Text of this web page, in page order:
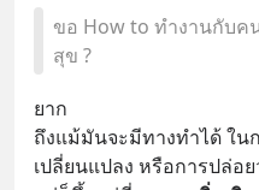
ขอ How to ทำงานกับค
สุข ?
ยาก
ถึงแม้มันจะมีทางทำได้ ใน
เปลี่ยนแปลง หรือการปล่อย